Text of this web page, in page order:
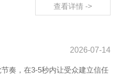
查看详情 ->
2026-07-14
奏，在3-5秒内让受众建立信任